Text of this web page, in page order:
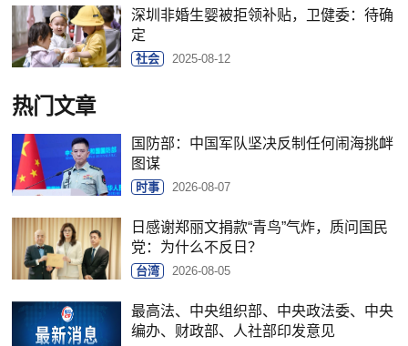
深圳非婚生婴被拒领补贴，卫健委：待确
定
社会 2025-08-12
热门文章
国防部：中国军队坚决反制任何闹海挑衅
图谋
时事 2026-08-07
日感谢郑丽文捐款“青鸟”气炸，质问国民
党：为什么不反日？
台湾 2026-08-05
最高法、中央组织部、中央政法委、中央
编办、财政部、人社部印发意见